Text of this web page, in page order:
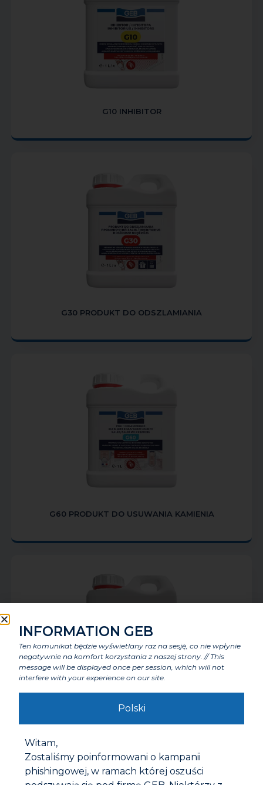
G10 INHIBITOR
G30 PRODUKT DO ODSZLAMIANIA
G60 PRODUKT DO USUWANIA KAMIENIA
KAMIENIA
INFORMATION GEB
Ten komunikat będzie wyświetlany raz na sesję, co nie wpłynie
negatywnie na komfort korzystania z naszej strony. // This
message will be displayed once per session, which will not
interfere with your experience on our site.
Polski
Witam,
Zostaliśmy poinformowani o kampanii
phishingowej, w ramach której oszuści